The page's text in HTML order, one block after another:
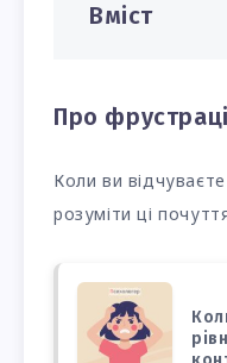
Вміст
Про
Коли ви
розуміти ці